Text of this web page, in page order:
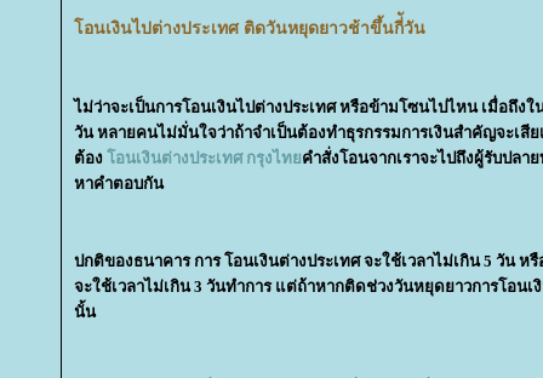
อนเงินไปต่างประเทศ ติดวันหยุดยาวช้าขึ้นกี่ัวัน
ไม่ว่าจะเป็นการโอนเงินไปต่างประเทศ หรือข้ามโซนไปไหน เมื่อถึ
วัน หลายคนไม่มั่นใจว่าถ้าจำเป็นต้องทำธุรกรรมการเงินสำคัญจะเสี
ต้อง อนเงินต่างประเทศ กรุงไทคำสั่งโอนจากเราจะไปถึงผู้รับปลา
หาคำตอบกัน
ปกติของธนาคาร การ โอนเงินต่างประเทศ จะใช้เวลาไม่เกิน 5 วัน ห
จะใช้เวลาไม่เกิน 3 วันทำการ แต่ถ้าหากติดช่วงวันหยุดยาวการโอนเ
นั้น